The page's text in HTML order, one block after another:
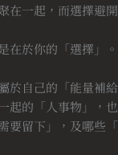
在一起，而選擇避
在於你的「選擇」。
於自己的「能量補
起的「人事物」，
要留下」，及哪些